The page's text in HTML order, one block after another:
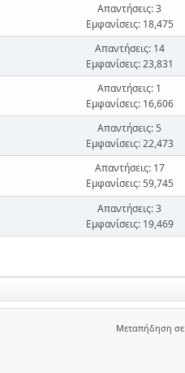
Απαντήσεις: 3
Εμφανίσεις: 18,475
Απαντήσεις: 14
Εμφανίσεις: 23,831
Απαντήσεις: 1
Εμφανίσεις: 16,606
Απαντήσεις: 5
Εμφανίσεις: 22,473
Απαντήσεις: 17
Εμφανίσεις: 59,745
Απαντήσεις: 3
Εμφανίσεις: 19,469
Μεταπήδηση σε